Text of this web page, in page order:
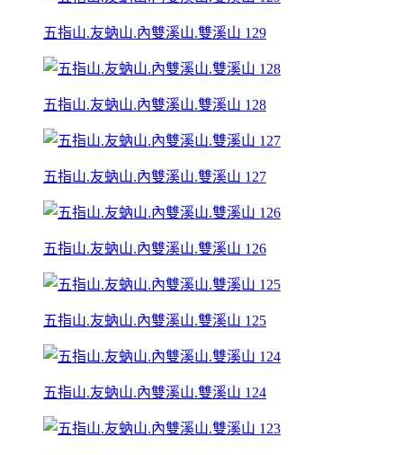
五指山.友蚋山.內雙溪山.雙溪山 129
五指山.友蚋山.內雙溪山.雙溪山 128
五指山.友蚋山.內雙溪山.雙溪山 127
五指山.友蚋山.內雙溪山.雙溪山 126
五指山.友蚋山.內雙溪山.雙溪山 125
五指山.友蚋山.內雙溪山.雙溪山 124